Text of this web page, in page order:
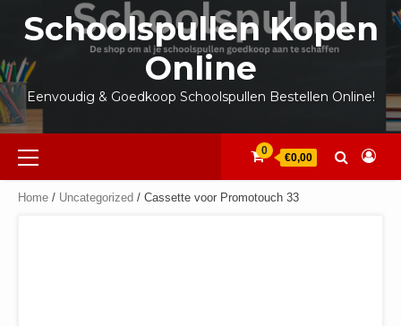
inhoud
Schoolspullen Kopen
Online
Eenvoudig & Goedkoop Schoolspullen Bestellen Online!
Primair
menu
0
€0,00
Home / Uncategorized / Cassette voor Promotouch 33